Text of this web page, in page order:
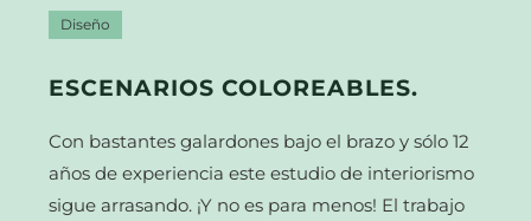
Diseño
ESCENARIOS COLOREABLES.
Con bastantes galardones bajo el brazo y sólo 12
años de experiencia este estudio de interiorismo
sigue arrasando. ¡Y no es para menos! El trabajo